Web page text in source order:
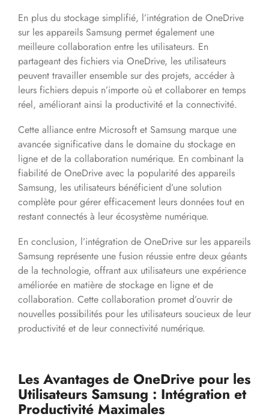
En plus du stockage simplifié, l’intégration de OneDrive
sur les appareils Samsung permet également une
meilleure collaboration entre les utilisateurs. En
partageant des fichiers via OneDrive, les utilisateurs
peuvent travailler ensemble sur des projets, accéder à
leurs fichiers depuis n’importe où et collaborer en temps
réel, améliorant ainsi la productivité et la connectivité.
Cette alliance entre Microsoft et Samsung marque une
avancée significative dans le domaine du stockage en
ligne et de la collaboration numérique. En combinant la
fiabilité de OneDrive avec la popularité des appareils
Samsung, les utilisateurs bénéficient d’une solution
complète pour gérer efficacement leurs données tout en
restant connectés à leur écosystème numérique.
En conclusion, l’intégration de OneDrive sur les appareils
Samsung représente une fusion réussie entre deux géants
de la technologie, offrant aux utilisateurs une expérience
améliorée en matière de stockage en ligne et de
collaboration. Cette collaboration promet d’ouvrir de
nouvelles possibilités pour les utilisateurs soucieux de leur
productivité et de leur connectivité numérique.
Les Avantages de OneDrive pour les
Utilisateurs Samsung : Intégration et
Productivité Maximales